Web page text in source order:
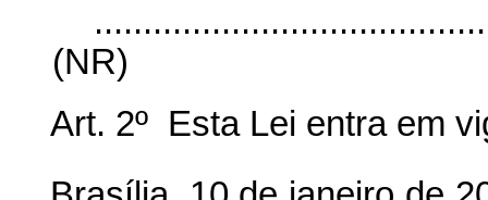
(NR)
Art. 2º Esta Lei entra em